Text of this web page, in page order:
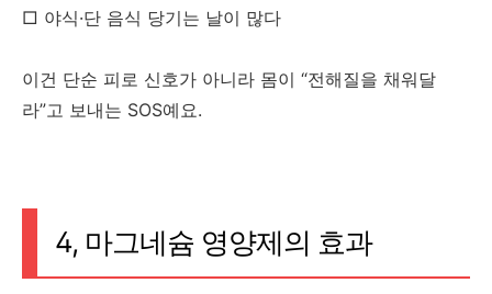
□ 야식·단 음식 당기는 날이 많다
이건 단순 피로 신호가 아니라 몸이 “전해질을 채워달
라”고 보내는 SOS예요.
4, 마그네슘 영양제의 효과